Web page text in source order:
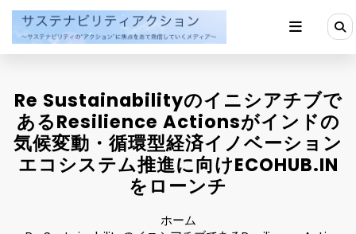
ン
Re Sustainabilityのイニシアチブで
あるResilience Actionsがインドの
気候変動・循環型経済イノベーション
エコシステム推進に向けECOHUB.IN
をローンチ
ホーム